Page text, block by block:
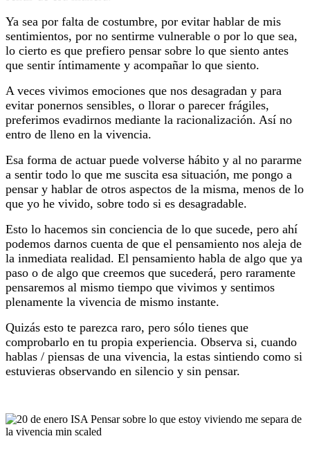
Ya sea por falta de costumbre, por evitar hablar de mis
sentimientos, por no sentirme vulnerable o por lo que sea,
lo cierto es que prefiero pensar sobre lo que siento antes
que sentir íntimamente y acompañar lo que siento.
A veces vivimos emociones que nos desagradan y para
evitar ponernos sensibles, o llorar o parecer frágiles,
preferimos evadirnos mediante la racionalización. Así no
entro de lleno en la vivencia.
Esa forma de actuar puede volverse hábito y al no pararme
a sentir todo lo que me suscita esa situación, me pongo a
pensar y hablar de otros aspectos de la misma, menos de lo
que yo he vivido, sobre todo si es desagradable.
Esto lo hacemos sin conciencia de lo que sucede, pero ahí
podemos darnos cuenta de que el pensamiento nos aleja de
la inmediata realidad. El pensamiento habla de algo que ya
paso o de algo que creemos que sucederá, pero raramente
pensaremos al mismo tiempo que vivimos y sentimos
plenamente la vivencia de mismo instante.
Quizás esto te parezca raro, pero sólo tienes que
comprobarlo en tu propia experiencia. Observa si, cuando
hablas / piensas de una vivencia, la estas sintiendo como si
estuvieras observando en silencio y sin pensar.